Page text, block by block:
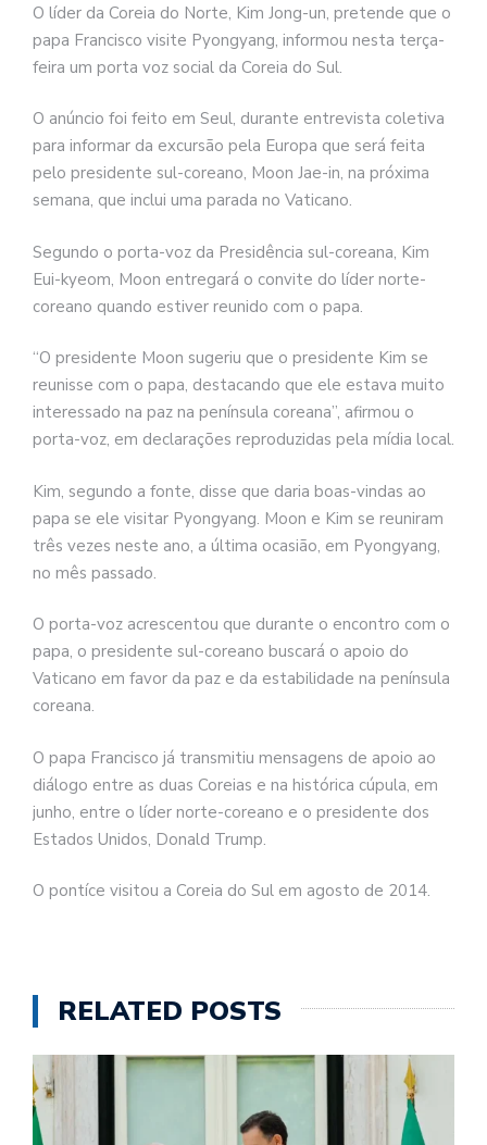
O líder da Coreia do Norte, Kim Jong-un, pretende que o
papa Francisco visite Pyongyang, informou nesta terça-
feira um porta voz social da Coreia do Sul.
O anúncio foi feito em Seul, durante entrevista coletiva
para informar da excursão pela Europa que será feita
pelo presidente sul-coreano, Moon Jae-in, na próxima
semana, que inclui uma parada no Vaticano.
Segundo o porta-voz da Presidência sul-coreana, Kim
Eui-kyeom, Moon entregará o convite do líder norte-
coreano quando estiver reunido com o papa.
“O presidente Moon sugeriu que o presidente Kim se
reunisse com o papa, destacando que ele estava muito
interessado na paz na península coreana”, afirmou o
porta-voz, em declarações reproduzidas pela mídia local.
Kim, segundo a fonte, disse que daria boas-vindas ao
papa se ele visitar Pyongyang. Moon e Kim se reuniram
três vezes neste ano, a última ocasião, em Pyongyang,
no mês passado.
O porta-voz acrescentou que durante o encontro com o
papa, o presidente sul-coreano buscará o apoio do
Vaticano em favor da paz e da estabilidade na península
coreana.
O papa Francisco já transmitiu mensagens de apoio ao
diálogo entre as duas Coreias e na histórica cúpula, em
junho, entre o líder norte-coreano e o presidente dos
Estados Unidos, Donald Trump.
O pontíce visitou a Coreia do Sul em agosto de 2014.
RELATED POSTS